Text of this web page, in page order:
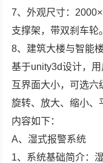
7、外观尺寸：
支撑架，带双刹车轮。
8、建筑大楼与智能
基于unity3d设计，
互界面大小，可选六
旋转、放大、缩小、
内容如下：
A、湿式报警系统
1、系统基础简介：